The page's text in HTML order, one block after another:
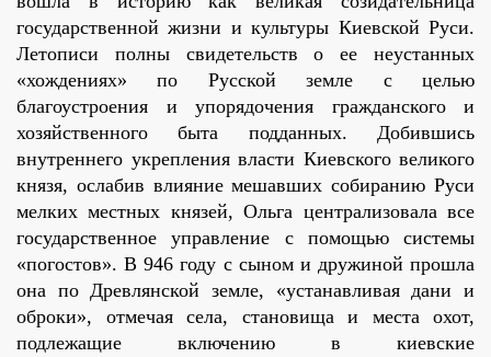
государственной жизни и культуры Киевской Руси.
Летописи полны свидетельств о ее неустанных
«хождениях» по Русской земле с целью
благоустроения и упорядочения гражданского и
хозяйственного быта подданных. Добившись
внутреннего укрепления власти Киевского великого
князя, ослабив влияние мешавших собиранию Руси
мелких местных князей, Ольга централизовала все
государственное управление с помощью системы
«погостов». В 946 году с сыном и дружиной прошла
она по Древлянской земле, «устанавливая дани и
оброки», отмечая села, становища и места охот,
подлежащие включению в киевские